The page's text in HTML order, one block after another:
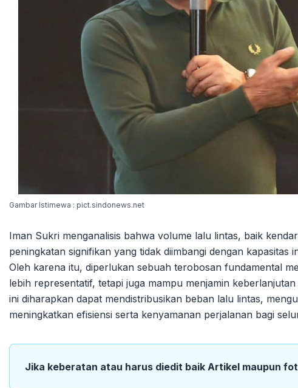
Gambar Istimewa : pict.sindonews.net
Iman Sukri menganalisis bahwa volume lalu lintas, baik
peningkatan signifikan yang tidak diimbangi dengan
Oleh karena itu, diperlukan sebuah terobosan fundamental
lebih representatif, tetapi juga mampu menjamin
ini diharapkan dapat mendistribusikan beban lalu lintas,
meningkatkan efisiensi serta kenyamanan perjalanan bagi
Jika keberatan atau harus diedit baik Artikel maupun